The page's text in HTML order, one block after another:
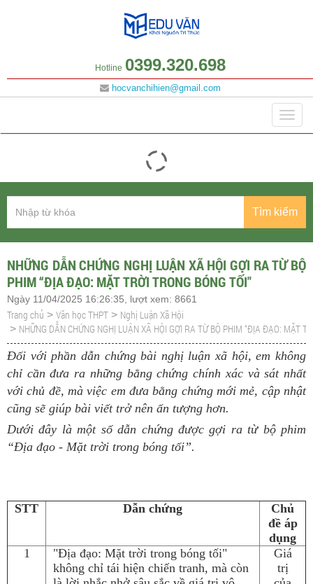
Hotline 0399.320.698
hocvanchihien@gmail.com
Tìm kiếm
NHỮNG DẪN CHỨNG NGHỊ LUẬN XÃ HỘI GỢI RA TỪ BỘ
PHIM “ĐỊA ĐẠO: MẶT TRỜI TRONG BÓNG TỐI"
Ngày 11/04/2025 16:26:35, lượt xem: 8661
Trang chủ > Văn học THPT > Nghị Luận Xã Hội
> NHỮNG DẪN CHỨNG NGHỊ LUẬN XÃ HỘI GỢI RA TỪ BỘ PHIM “ĐỊA ĐẠO: MẶT
Đối với phần dẫn chứng bài nghị luận xã hội, em không
chỉ cần đưa ra những bằng chứng chính xác và sát nhất
với chủ đề, mà việc em đưa bằng chứng mới mẻ, cập nhật
cũng sẽ giúp bài viết trở nên ấn tượng hơn.
Dưới đây là một số dẫn chứng được gợi ra từ bộ phim
“Địa đạo - Mặt trời trong bóng tối”.
STT Dẫn chứng
Chủ
đề áp
dụng
1
"Địa đạo: Mặt trời trong bóng tối"
không chỉ tái hiện chiến tranh, mà còn
Giá
trị